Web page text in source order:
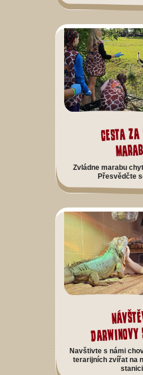
Cesta
Zvládne marabu
Přesvědčte
Darwinovy
Navštivte s námi
terarijních zvířat na
stanici